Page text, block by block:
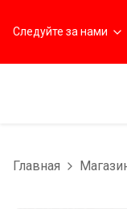
Следуйте за нами
Главная